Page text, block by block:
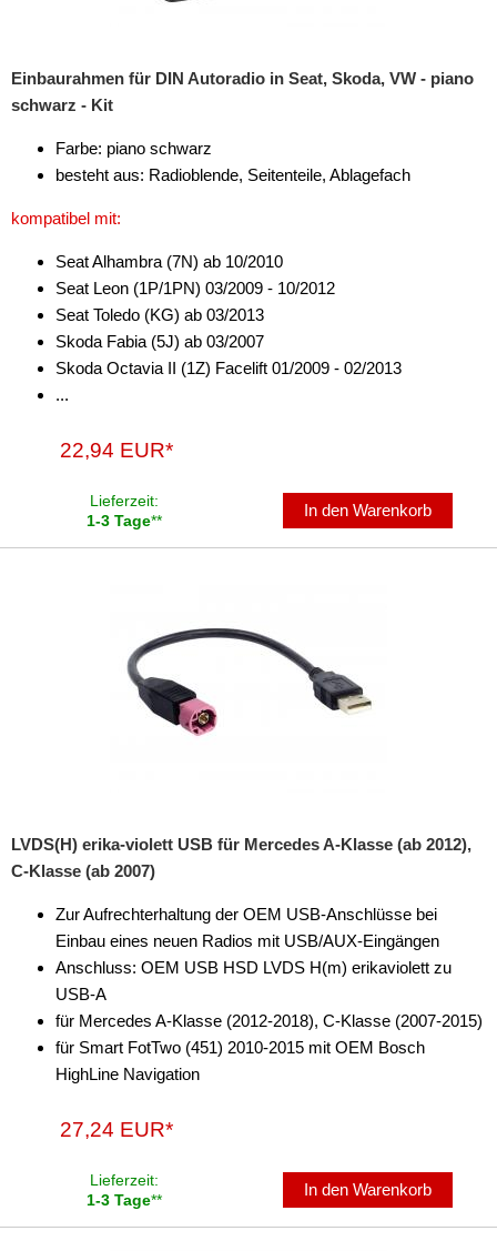
Einbaurahmen für DIN Autoradio in Seat, Skoda, VW - piano
schwarz - Kit
Farbe: piano schwarz
besteht aus: Radioblende, Seitenteile, Ablagefach
kompatibel mit:
Seat Alhambra (7N) ab 10/2010
Seat Leon (1P/1PN) 03/2009 - 10/2012
Seat Toledo (KG) ab 03/2013
Skoda Fabia (5J) ab 03/2007
Skoda Octavia II (1Z) Facelift 01/2009 - 02/2013
...
22,94 EUR*
Lieferzeit:
1-3 Tage**
In den Warenkorb
LVDS(H) erika-violett USB für Mercedes A-Klasse (ab 2012),
C-Klasse (ab 2007)
Zur Aufrechterhaltung der OEM USB-Anschlüsse bei
Einbau eines neuen Radios mit USB/AUX-Eingängen
Anschluss: OEM USB HSD LVDS H(m) erikaviolett zu
USB-A
für Mercedes A-Klasse (2012-2018), C-Klasse (2007-2015)
für Smart FotTwo (451) 2010-2015 mit OEM Bosch
HighLine Navigation
27,24 EUR*
Lieferzeit:
1-3 Tage**
In den Warenkorb